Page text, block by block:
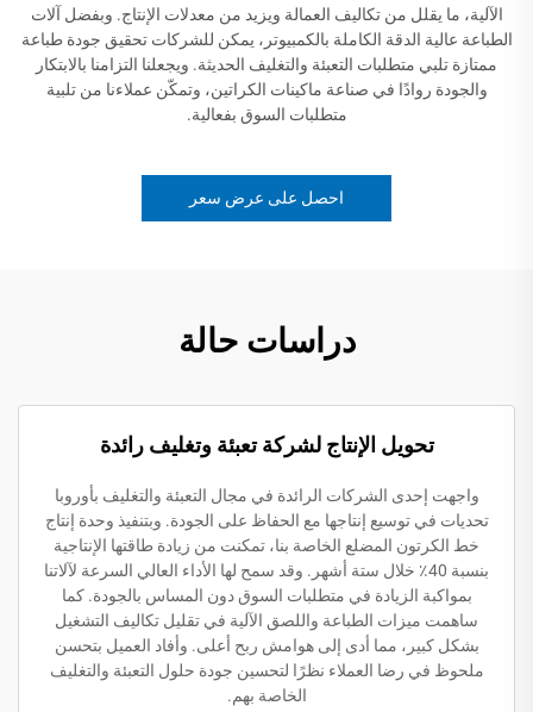
الآلية، ما يقلل من تكاليف العمالة ويزيد من معدلات الإنتاج. وبفضل آلات
الطباعة عالية الدقة الكاملة بالكمبيوتر، يمكن للشركات تحقيق جودة طباعة
ممتازة تلبي متطلبات التعبئة والتغليف الحديثة. ويجعلنا التزامنا بالابتكار
والجودة روادًا في صناعة ماكينات الكراتين، وتمكّن عملاءنا من تلبية
متطلبات السوق بفعالية.
احصل على عرض سعر
دراسات حالة
تحويل الإنتاج لشركة تعبئة وتغليف رائدة
واجهت إحدى الشركات الرائدة في مجال التعبئة والتغليف بأوروبا
تحديات في توسيع إنتاجها مع الحفاظ على الجودة. وبتنفيذ وحدة إنتاج
خط الكرتون المضلع الخاصة بنا، تمكنت من زيادة طاقتها الإنتاجية
بنسبة 40٪ خلال ستة أشهر. وقد سمح لها الأداء العالي السرعة لآلاتنا
بمواكبة الزيادة في متطلبات السوق دون المساس بالجودة. كما
ساهمت ميزات الطباعة واللصق الآلية في تقليل تكاليف التشغيل
بشكل كبير، مما أدى إلى هوامش ربح أعلى. وأفاد العميل بتحسن
ملحوظ في رضا العملاء نظرًا لتحسين جودة حلول التعبئة والتغليف
الخاصة بهم.